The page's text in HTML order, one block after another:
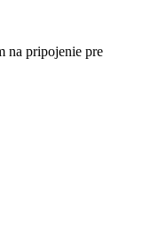
na pripojenie pre